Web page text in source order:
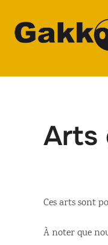
contenu
Arts
Ces arts sont
À noter que